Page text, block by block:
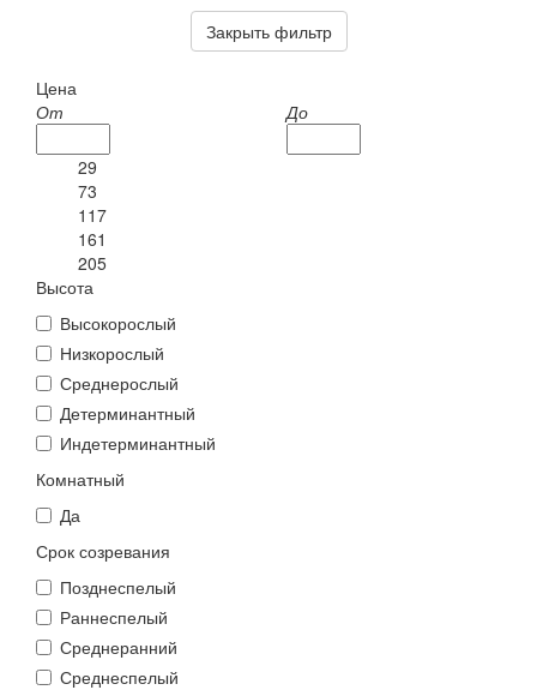
Закрыть фильтр
Цена
От
До
29
73
117
161
205
Высота
Высокорослый
Низкорослый
Среднерослый
Детерминантный
Индетерминантный
Комнатный
Да
Срок созревания
Позднеспелый
Раннеспелый
Среднеранний
Среднеспелый